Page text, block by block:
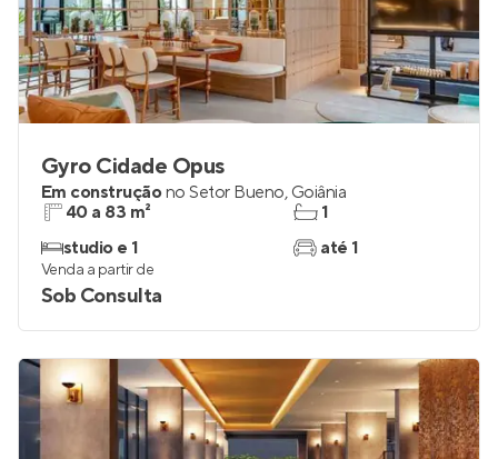
Gyro Cidade Opus
Em construçãono Setor Bueno, Goiânia
40 a 83 m²
studio e 1
1
até 1
Venda a partir de
Sob Consulta